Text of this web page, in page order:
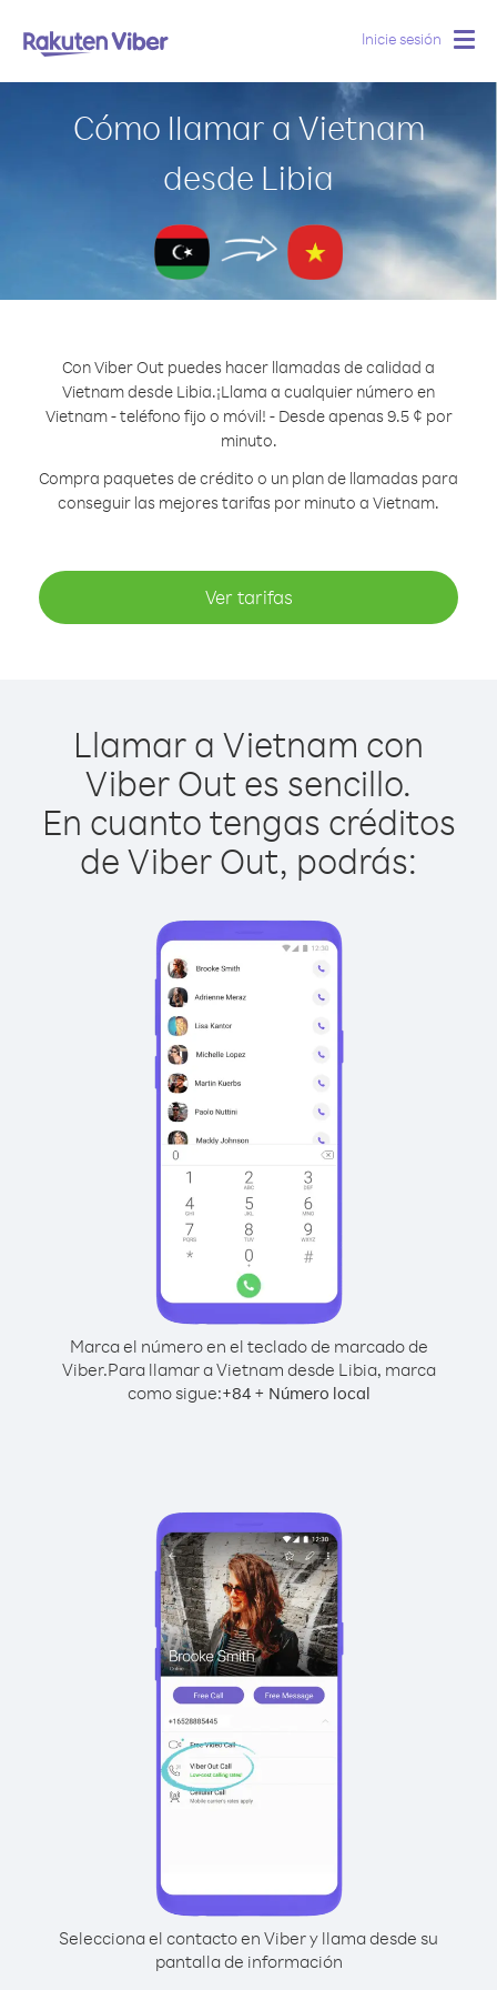
Inicie sesión
Cómo llamar a Vietnam
desde Libia
Con Viber Out puedes hacer llamadas de calidad a
Vietnam desde Libia.¡Llama a cualquier número en
Vietnam - teléfono fijo o móvil! - Desde apenas 9.5 ¢ por
minuto.
Compra paquetes de crédito o un plan de llamadas para
conseguir las mejores tarifas por minuto a Vietnam.
Ver tarifas
Llamar a Vietnam con
Viber Out es sencillo.
En cuanto tengas créditos
de Viber Out, podrás:
Marca el número en el teclado de marcado de
Viber.Para llamar a Vietnam desde Libia, marca
como sigue:+84+ Número local
Selecciona el contacto en Viber y llama desde su
pantalla de información